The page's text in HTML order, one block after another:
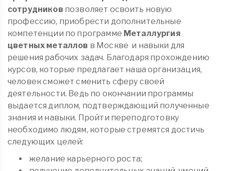
сотрудников позволяет освоить новую
профессию, приобрести дополнительные
компетенции по программе Металлургия
цветных металлов в Москве и навыки для
решения рабочих задач. Благодаря прохождению
курсов, которые предлагает наша организация,
человек сможет сменить сферу своей
деятельности. Ведь по окончании программы
выдается диплом, подтверждающий полученные
знания и навыки. Пройти переподготовку
необходимо людям, которые стремятся достичь
следующих целей:
желание карьерного роста;